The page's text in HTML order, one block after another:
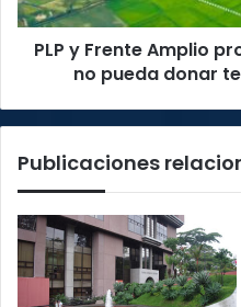
no
pueda
PLP y Frente Amplio
no pueda donar
Publicaciones